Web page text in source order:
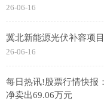
26-06-16
冀北新能源光伏补容项
26-06-16
每日热讯!股票行情快报
净卖出69.06万元